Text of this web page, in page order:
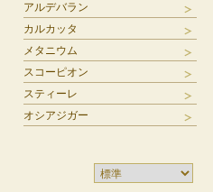
アルデバラン
カルカッタ
メタニウム
スコーピオン
スティーレ
オシアジガー